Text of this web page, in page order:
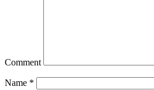
Comment
Name *